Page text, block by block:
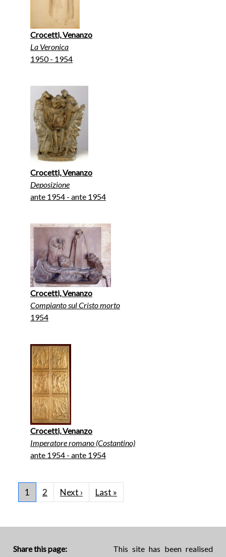
Crocetti, Venanzo
La Veronica
1950 - 1954
Crocetti, Venanzo
Deposizione
ante 1954 - ante 1954
Crocetti, Venanzo
Compianto sul Cristo morto
1954
Crocetti, Venanzo
Imperatore romano (Costantino)
ante 1954 - ante 1954
1 2 Next › Next page
Last »
Share this page:
This site has been realised